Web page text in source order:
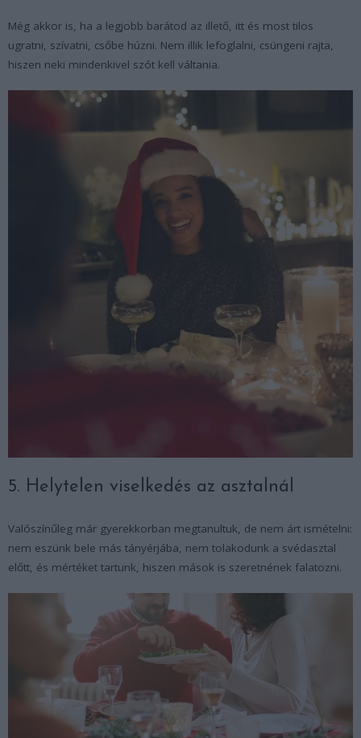
Még akkor is, ha a legjobb barátod az illető, itt és most tilos
ugratni, szívatni, csőbe húzni. Nem illik lefoglalni, csüngeni rajta,
hiszen neki mindenkivel szót kell váltania.
5. Helytelen viselkedés az asztalnál
Valószínűleg már gyerekkorban megtanultuk, de nem árt ismételni:
nem eszünk bele más tányérjába, nem tolakodunk a svédasztal
előtt, és mértéket tartunk, hiszen mások is szeretnének falatozni.